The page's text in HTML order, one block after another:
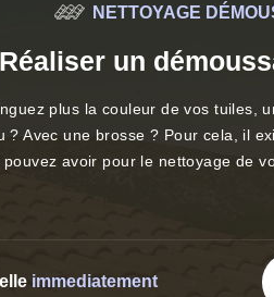
NETTOYAGE
Réaliser un
plus la couleur de vos
Avec une brosse ? Pour cela, il
avoir pour le nettoyage de
immediatement